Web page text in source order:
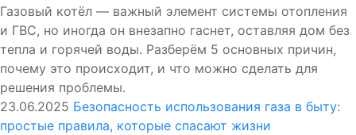
Газовый котёл — важный элемент системы отопления
и ГВС, но иногда он внезапно гаснет, оставляя дом без
тепла и горячей воды. Разберём 5 основных причин,
почему это происходит, и что можно сделать для
решения проблемы.
23.06.2025 Безопасность использования газа в быту:
простые правила, которые спасают жизни